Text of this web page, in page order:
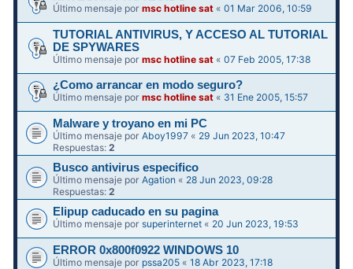
Último mensaje pormsc hotline sat «01 Mar 2006, 10:59
TUTORIAL ANTIVIRUS, Y ACCESO AL TUTORIAL
DE SPYWARES
Último mensaje pormsc hotline sat «07 Feb 2005, 17:38
¿Como arrancar en modo seguro?
Último mensaje pormsc hotline sat « 31 Ene 2005, 15:57
Malware y troyano en mi PC
Último mensaje porAboy1997 « 29 Jun 2023, 10:47
Respuestas:2
Busco antivirus especifico
Último mensaje porAgation « 28 Jun 2023, 09:28
Respuestas:2
Elipup caducado en su pagina
Último mensaje porsuperinternet « 20 Jun 2023, 19:53
ERROR 0x800f0922 WINDOWS 10
Último mensaje por pssa205 «18 Abr 2023, 17:18